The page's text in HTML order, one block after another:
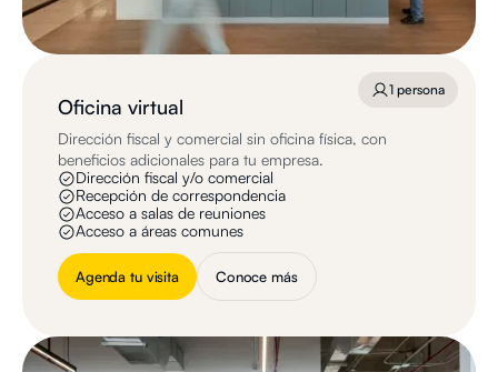
Oficina virtual
Dirección fiscal y comercial sin oficina física, con
beneficios adicionales para tu empresa.
Dirección fiscal y/o comercial
Recepción de correspondencia
Acceso a salas de reuniones
Acceso a áreas comunes
Agenda tu visita Conoce más
1 persona